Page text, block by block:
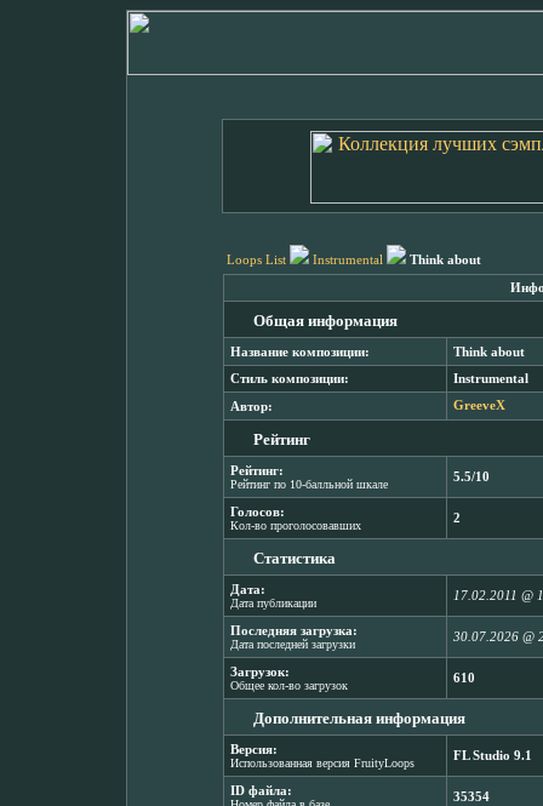
Loops List Instrumental Think about
Общая информация
Название композиции: Think about
Стиль композиции: Instrumental
Автор: GreeveX
Рейтинг
Рейтинг:
Рейтинг по 10-балльной шкале
5.5/10
Голосов:
Кол-во проголосовавших
2
Статистика
Дата:
Дата публикации
17.02.2011 @
Последняя загрузка:
Дата последней загрузки
30.07.2026 @
Загрузок:
Общее кол-во загрузок
610
Дополнительная информация
Версия:
Использованная версия FruityLoops
FL Studio 9.1
ID файла: 35354